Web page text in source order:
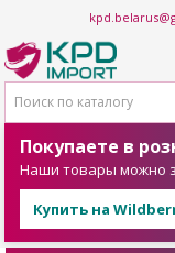
Покупаете в
Наши товары можно
Купить на